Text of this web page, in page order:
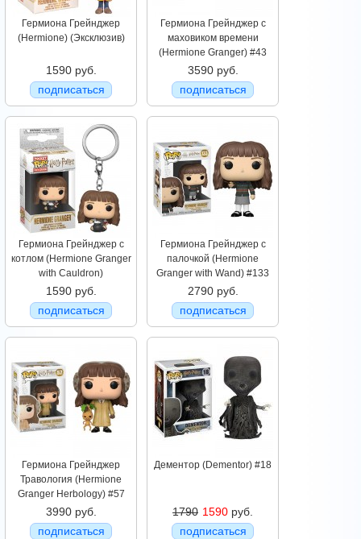
Гермиона Грейнджер
(Hermione) (Эксклюзив)
1590 руб.
подписаться
Гермиона Грейнджер c
маховиком времени
(Hermione Granger) #43
3590 руб.
подписаться
Гермиона Грейнджер с
котлом (Hermione Granger
with Cauldron)
1590 руб.
подписаться
Гермиона Грейнджер с
палочкой (Hermione
Granger with Wand) #133
2790 руб.
подписаться
Гермиона Грейнджер
Травология (Hermione
Granger Herbology) #57
3990 руб.
подписаться
Дементор (Dementor) #18
1790 1590 руб.
подписаться